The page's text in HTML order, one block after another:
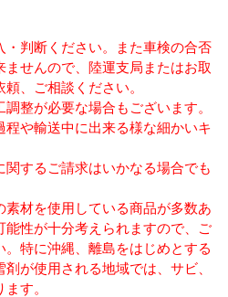
・判断ください。また車検の合否
せんので、陸運支局またはお取
、ご相談ください。
整が必要な場合もございます。
程や輸送中に出来る様な細かいキ
関するご請求はいかなる場合でも
素材を使用している商品が多数あ
能性が十分考えられますので、ご
特に沖縄、離島をはじめとする
が使用される地域では、サビ、
す。